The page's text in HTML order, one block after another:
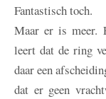
Fantastisch toch.
Maar er is meer.
leert dat de ring
daar een
dat er geen